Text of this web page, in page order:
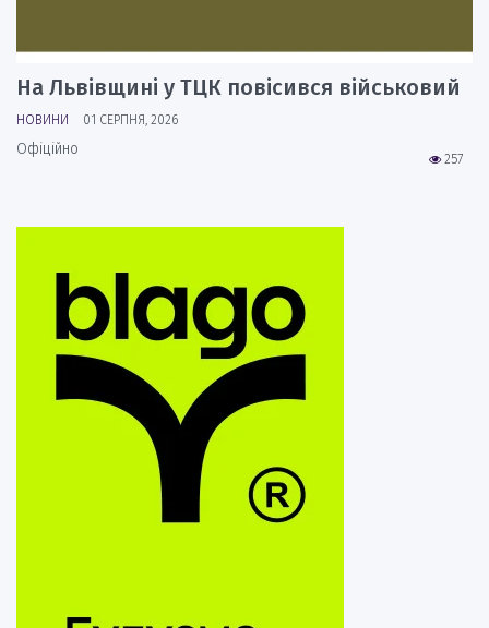
На Львівщині у ТЦК повісився військовий
НОВИНИ 01 СЕРПНЯ, 2026
257
Офіційно